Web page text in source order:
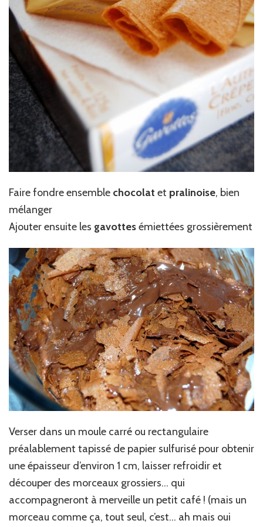
Faire fondre ensemble chocolat et pralinoise, bien
mélanger
Ajouter ensuite les gavottesémiettées grossièrement
Verser dans un moule carré ou rectangulaire
préalablement tapissé de papier sulfurisé pour obtenir
une épaisseur d’environ 1 cm, laisser refroidir et
découper des morceaux grossiers… qui
accompagneront à merveille un petit café ! (mais un
morceau comme ça, tout seul, c’est… ah mais oui